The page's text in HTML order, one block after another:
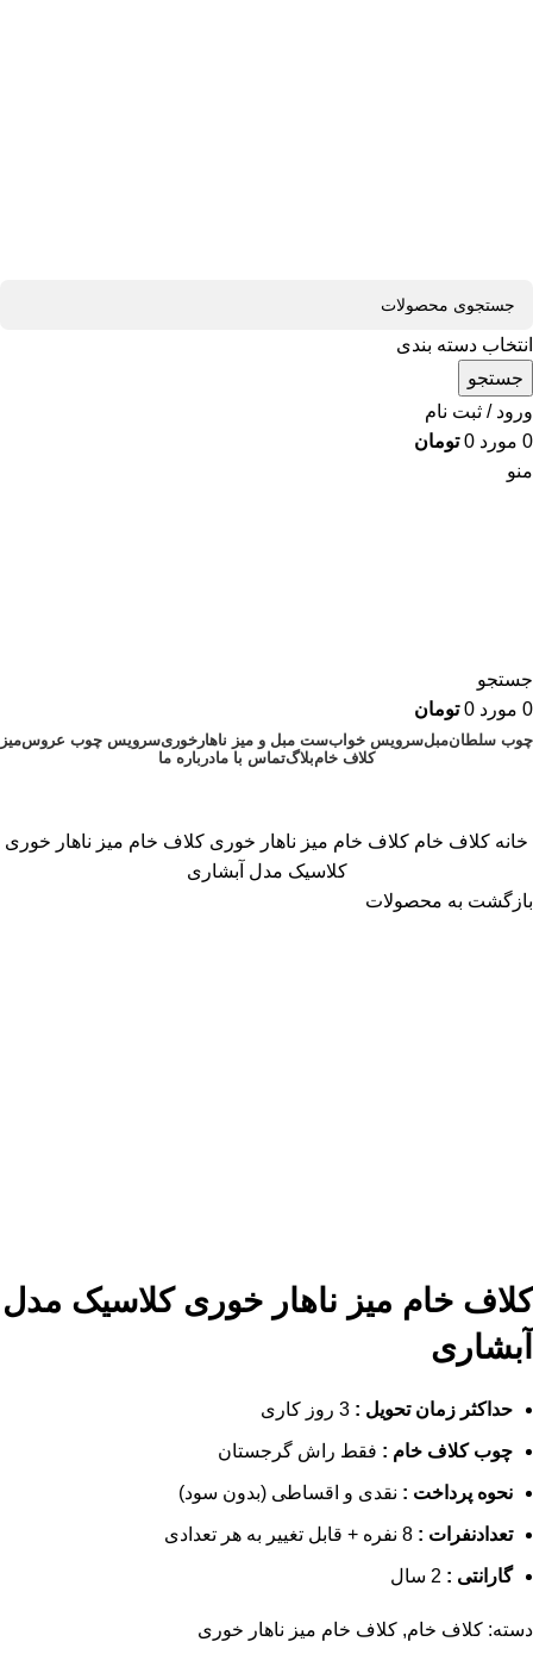
انتخاب دسته بندی
جستجو
ورود / ثبت نام
0 مورد 0 تومان
منو
جستجو
0 مورد 0 تومان
چوب سلطانمبلسرویس خوابست مبل و میز ناهارخوریسرویس چوب عروسمیز
کلاف خامبلاگتماس با مادرباره ما
خانه کلاف خام کلاف خام میز ناهار خوری کلاف خام میز ناهار خوری
کلاسیک مدل آبشاری
بازگشت به محصولات
کلاف خام میز ناهار خوری کلاسیک مدل
آبشاری
حداکثر زمان تحویل :
چوب کلاف خام : فقط راش گرجستان
نحوه پرداخت : نقدی و اقساطی (بدون سود)
تعدادنفرات :
گارانتی :
دسته: کلاف خام, کلاف خام میز ناهار خوری